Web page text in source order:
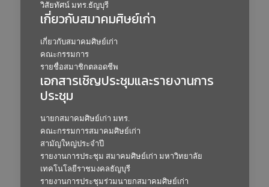
วิสัยทัศน์ มทร.ธัญบุรี
เกี่ยวกับสมาคมศิษย์เก่า
เกี่ยวกับสมาคมศิษย์เก่า
คณะกรรมการ
รายชื่อสมาชิกตลอดชีพ
เอกสารเชิญประชุมและรายงานการ
ประชุม
นายกสมาคมศิษย์เก่า มทร.
คณะกรรมการสมาคมศิษย์เก่า
สามัญใหญ่ประจำปี
รายงานการประชุม สมาคมศิษย์เก่า มหาวิทยาลัย
เทคโนโลยีราชมงคลธัญบุรี
รายงานการประชุมร่วมนายกสมาคมศิษย์เก่า